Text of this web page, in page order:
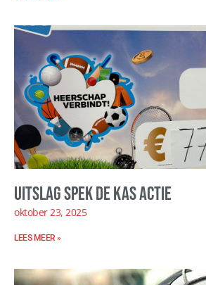
Uitslag Spek de kas actie
oktober 23, 2025
LEES MEER »